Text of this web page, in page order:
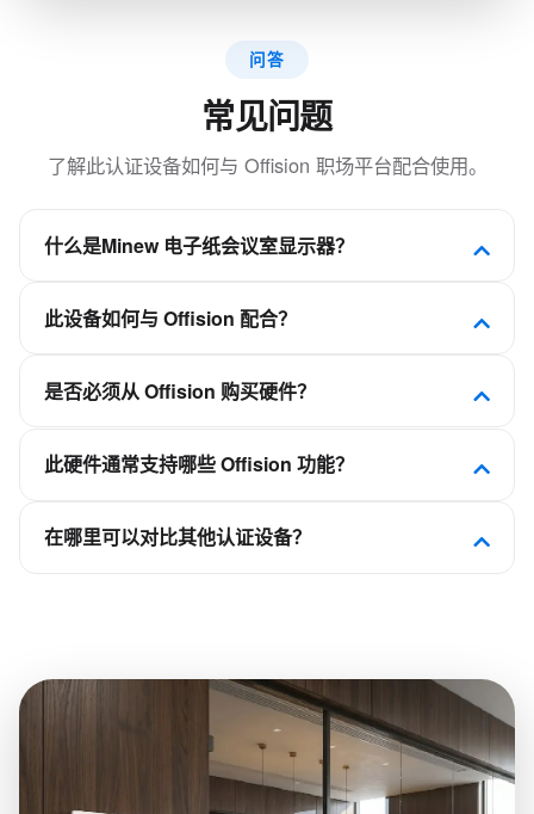
问答
常见问题
了解此认证设备如何与 Offision 职场平台配合使用。
什么是Minew 电子纸会议室显示器？
式，可以看到当前会议室和办公桌的状态，并通过扫
此设备如何与 Offision 配合？
证，可连接 Offision，使会议室、工位、访客或看板
程应用。
是否必须从 Offision 购买硬件？
Crestron、Qbic、Neat、IAdea 等合作伙伴的认证面
户。
此硬件通常支持哪些 Offision 功能？
面显示器用于灵活工位，自助终端用于访客签到，看
在哪里可以对比其他认证设备？